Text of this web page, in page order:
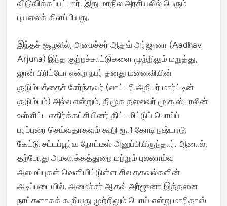
விடுவிக்கப்பட்டார். இது மாநில அரசியலில் பெரும்
புயலைக் கிளப்பியது.
இந்தச் சூழலில், அமைச்சர் ஆதவ் அர்ஜுனா (Aadhav
Arjuna) இந்த குற்றச்சாட்டுகளை முற்றிலும் மறுத்து,
ஜான் பிரிட்டோ என்ற நபர் தனது மனைவியின்
குடும்பத்தைச் சேர்ந்தவர் (லாட்டரி அதிபர் மார்ட்டின்
குடும்பம்) அல்ல என்றும், திமுக தலைவர் மு.க.ஸ்டாலின்
உள்ளிட்ட எதிர்க்கட்சியினர் திட்டமிட்டுப் பொய்ப்
பரப்புரை செய்வதாகவும் கூறி ரூ.1 கோடி நஷ்டஈடு
கேட்டு சட்டப்பூர்வ நோட்டீஸ் அனுப்பியிருந்தார். ஆனால்,
தற்போது அமலாக்கத்துறை மற்றும் புலனாய்வு
அமைப்புகள் வெளியிட்டுள்ள சில தகவல்களின்
அடிப்படையில், அமைச்சர் ஆதவ் அர்ஜுனா இத்தனை
நாட்களாகக் கூறியது முற்றிலும் பொய் என்று மாரிதாஸ்